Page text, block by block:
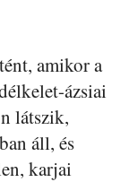
amikor a
ázsiai
látszik,
áll, és
karjai